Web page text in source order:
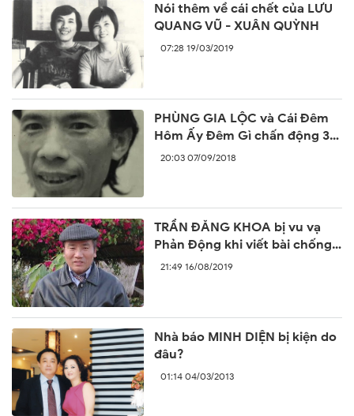
Nói thêm về cái chết của LƯU
QUANG VŨ - XUÂN QUỲNH
07:28 19/03/2019
PHÙNG GIA LỘC và Cái Đêm
Hôm Ấy Đêm Gì chấn động 30
năm trước
20:03 07/09/2018
TRẦN ĐĂNG KHOA bị vu vạ
Phản Động khi viết bài chống
lại sự ngang ngược của Trung
21:49 16/08/2019
Nhà báo MINH DIỆN bị kiện do
đâu?
01:14 04/03/2013